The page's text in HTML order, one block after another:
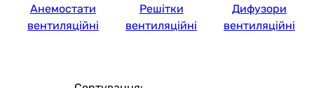
Анемостати
вентиляційні
Решітки
вентиляційні
Дифузори
вентиляційні